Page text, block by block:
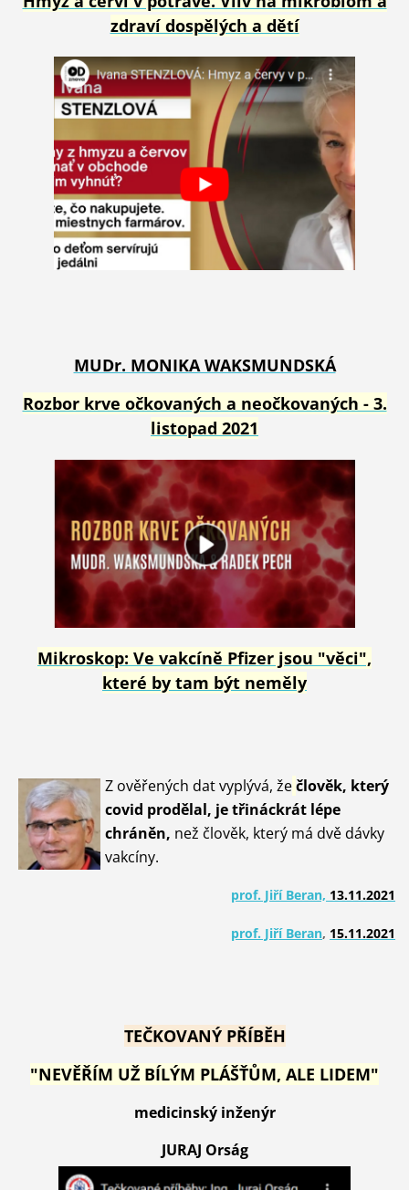
zdraví dospělých a dětí
MUDr. MONIKA WAKSMUNDSKÁ
Rozbor krve očkovaných a neočkovaných - 3.
listopad 2021
Mikroskop: Ve vakcíně Pfizer jsou "věci",
které by tam být neměly
Z ověřených dat vyplývá, žečlověk, který
covid prodělal, je třináckrát lépe
chráněn, než člověk, který má dvě dávky
vakcíny.
prof. Jiří Beran, 13.11.2021
prof. Jiří Beran, 15.11.2021
TEČKOVANÝ PŘÍBĚH
"NEVĚŘÍM UŽ BÍLÝM PLÁŠŤŮM, ALE LIDEM"
medicinský inženýr
JURAJ Orság